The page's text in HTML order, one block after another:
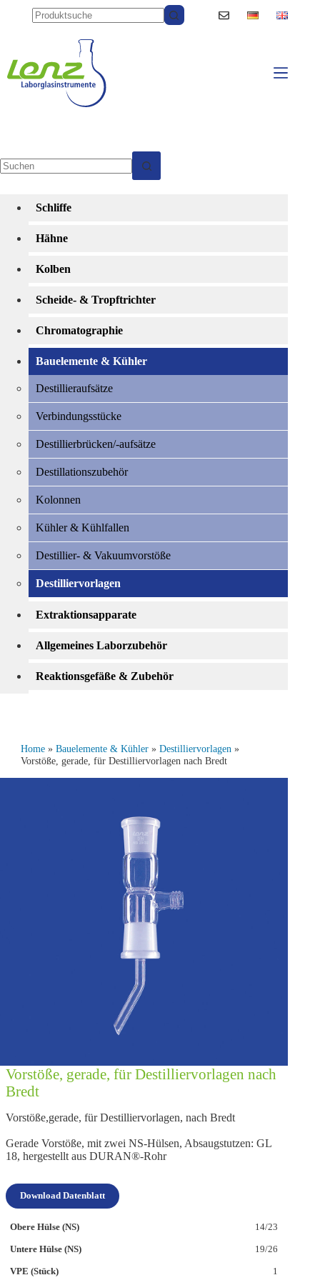
Home» Bauelemente & Kühler» Destilliervorlagen»
Vorstöße, gerade, für Destilliervorlagen nach Bredt
Vorstöße, gerade, für Destilliervorlagen nach
Bredt
Vorstöße,gerade, für Destilliervorlagen, nach Bredt
Gerade Vorstöße, mit zwei NS-Hülsen, Absaugstutzen: GL
18, hergestellt aus DURAN®-Rohr
Download Datenblatt
14/23
19/26
1
Schliffe
Hähne
Kolben
Scheide- & Tropftrichter
Chromatographie
Bauelemente & Kühler
Destillieraufsätze
Verbindungsstücke
Destillierbrücken/-aufsätze
Destillationszubehör
Kolonnen
Kühler & Kühlfallen
Destillier- & Vakuumvorstöße
Destilliervorlagen
Extraktionsapparate
Allgemeines Laborzubehör
Reaktionsgefäße & Zubehör